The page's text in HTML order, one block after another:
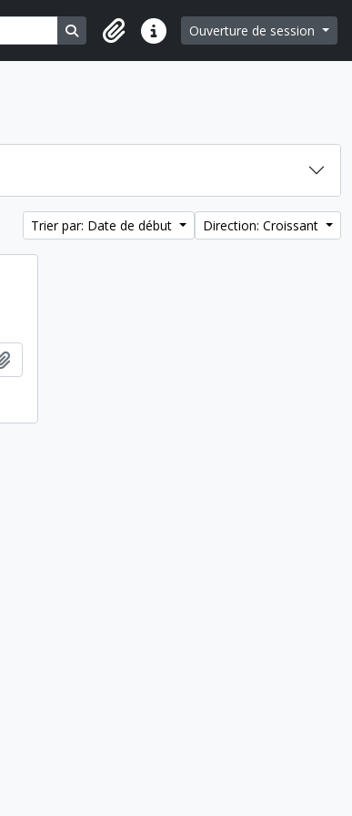
Search in browse page
Liens rapidesOuverture de session
Trier par: Date de début Direction: Croissant
Ajouter au presse-papier